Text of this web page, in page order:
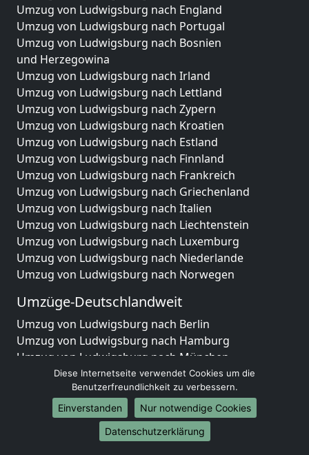
Umzug von Ludwigsburg nach England
Umzug von Ludwigsburg nach Portugal
Umzug von Ludwigsburg nach Bosnien
und Herzegowina
Umzug von Ludwigsburg nach Irland
Umzug von Ludwigsburg nach Lettland
Umzug von Ludwigsburg nach Zypern
Umzug von Ludwigsburg nach Kroatien
Umzug von Ludwigsburg nach Estland
Umzug von Ludwigsburg nach Finnland
Umzug von Ludwigsburg nach Frankreich
Umzug von Ludwigsburg nach Griechenland
Umzug von Ludwigsburg nach Italien
Umzug von Ludwigsburg nach Liechtenstein
Umzug von Ludwigsburg nach Luxemburg
Umzug von Ludwigsburg nach Niederlande
Umzug von Ludwigsburg nach Norwegen
Umzüge-Deutschlandweit
Umzug von Ludwigsburg nach Berlin
Umzug von Ludwigsburg nach Hamburg
Umzug von Ludwigsburg nach München
Umzug von Ludwigsburg nach Köln
Umzug von Ludwigsburg nach Frankfurt am Main
Umzug von Ludwigsburg nach Stuttgart
Umzug von Ludwigsburg nach Düsseldorf
Umzug von Ludwigsburg nach Leipzig
Diese Internetseite verwendet Cookies um die
Benutzerfreundlichkeit zu verbessern.
Einverstanden
Nur notwendige Cookies
Datenschutzerklärung